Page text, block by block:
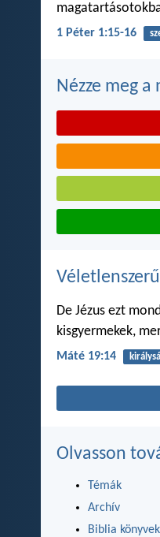
1 Péter 1:15-16
Nézze meg
De Jézus ezt
kisgyermekek,
Máté 19:14
Olvasson
Témák
Archív
Biblia könyvek